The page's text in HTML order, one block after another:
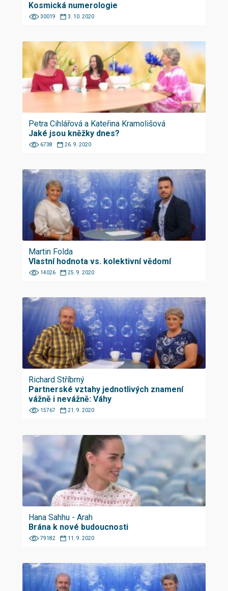
Kosmická numerologie
30019 3. 10. 2020
Petra Cihlářová a Kateřina Kramolišová
Jaké jsou kněžky dnes?
6738 26. 9. 2020
Martin Folda
Vlastní hodnota vs. kolektivní vědomí
14026 25. 9. 2020
Richard Stříbrný
Partnerské vztahy jednotlivých znamení
vážně i nevážně: Váhy
15767 21. 9. 2020
Hana Sahhu - Arah
Brána k nové budoucnosti
79182 11. 9. 2020